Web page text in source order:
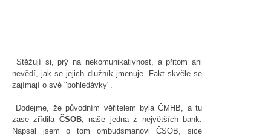
Stěžují si, prý na nekomunikativnost, a přitom ani
nevědí, jak se jejich dlužník jmenuje. Fakt skvěle se
zajímají o své "pohledávky".
Dodejme, že původním věřitelem byla ČMHB, a tu
zase zřídila ČSOB, naše jedna z největších bank.
Napsal jsem o tom ombudsmanovi ČSOB, sice